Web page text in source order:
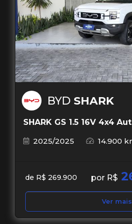
BYD SHARK
SHARK GS 1.5 16V 4x4
2025/2025
14.900
de R$ 269.900 por R$
Ver mais